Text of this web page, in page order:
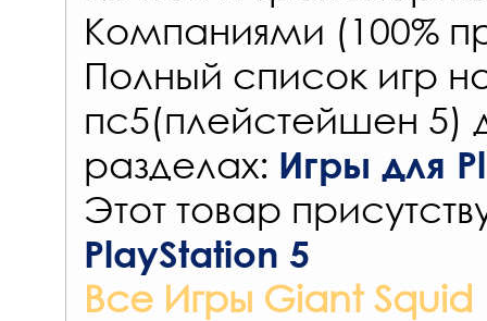
Компаниями (100%
Полный список игр
пс5(плейстейшен 5)
разделах: Игры для
Этот товар
PlayStation 5
Все Игры Giant Squid